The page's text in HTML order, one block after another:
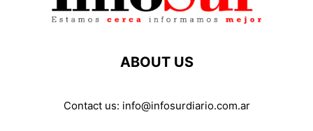
ABOUT US
Contact us: info@infosurdiario.com.ar